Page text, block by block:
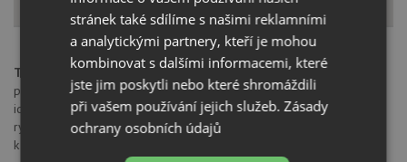
Popis produktu
Třídění odpadu pro spodní skříňky s předním výsuvem
praktické využití prostoru
ideální pro rozšíření stávající kuchyně
rychlá a snadná montáž: systém nasadit do zásuvky, upevnit - hotovo
k dodání pro všechny spodní skříňky 30 - 90 cm
stránek také sdílíme s našimi reklamními
a analytickými partnery, kteří je mohou
kombinovat s dalšími informacemi, které
jste jim poskytli nebo které shromáždili
při vašem používání jejich služeb.Zásady
ochrany osobních údajů